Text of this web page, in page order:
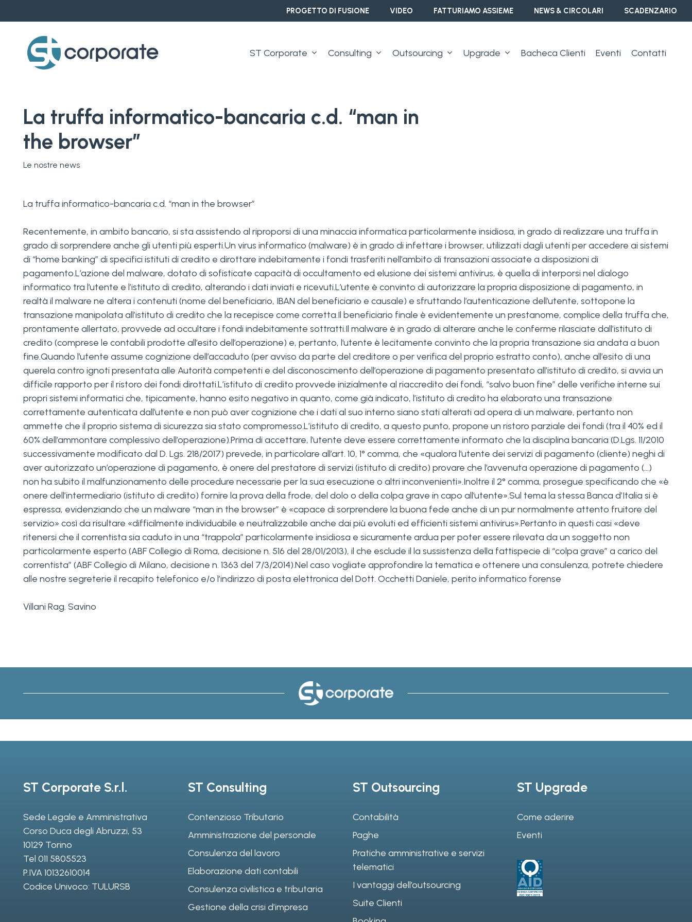
to
content
PROGETTO DI FUSIONE VIDEO FATTURIAMO ASSIEME NEWS & CIRCOLARI SCADENZARIO
ST Corporate Consulting Outsourcing Upgrade Bacheca Clienti Eventi Contatti
La truffa informatico-bancaria c.d. “man in
the browser”
Le nostre news
La truffa informatico-bancaria c.d. “man in the browser”
Recentemente, in ambito bancario, si sta assistendo al riproporsi di una minaccia informatica particolarmente insidiosa, in grado di realizzare una truffa in
grado di sorprendere anche gli utenti più esperti.Un virus informatico (malware) è in grado di infettare i browser, utilizzati dagli utenti per accedere ai sistemi
di “home banking” di specifici istituti di credito e dirottare indebitamente i fondi trasferiti nell’ambito di transazioni associate a disposizioni di
pagamento.L’azione del malware, dotato di sofisticate capacità di occultamento ed elusione dei sistemi antivirus, è quella di interporsi nel dialogo
informatico tra l’utente e l’istituto di credito, alterando i dati inviati e ricevuti.L’utente è convinto di autorizzare la propria disposizione di pagamento, in
realtà il malware ne altera i contenuti (nome del beneficiario, IBAN del beneficiario e causale) e sfruttando l’autenticazione dell’utente, sottopone la
transazione manipolata all’istituto di credito che la recepisce come corretta.Il beneficiario finale è evidentemente un prestanome, complice della truffa che,
prontamente allertato, provvede ad occultare i fondi indebitamente sottratti.Il malware è in grado di alterare anche le conferme rilasciate dall’istituto di
credito (comprese le contabili prodotte all’esito dell’operazione) e, pertanto, l’utente è lecitamente convinto che la propria transazione sia andata a buon
fine.Quando l’utente assume cognizione dell’accaduto (per avviso da parte del creditore o per verifica del proprio estratto conto), anche all’esito di una
querela contro ignoti presentata alle Autorità competenti e del disconoscimento dell’operazione di pagamento presentato all’istituto di credito, si avvia un
difficile rapporto per il ristoro dei fondi dirottati.L’istituto di credito provvede inizialmente al riaccredito dei fondi, “salvo buon fine” delle verifiche interne sui
propri sistemi informatici che, tipicamente, hanno esito negativo in quanto, come già indicato, l’istituto di credito ha elaborato una transazione
correttamente autenticata dall’utente e non può aver cognizione che i dati al suo interno siano stati alterati ad opera di un malware, pertanto non
ammette che il proprio sistema di sicurezza sia stato compromesso.L’istituto di credito, a questo punto, propone un ristoro parziale dei fondi (tra il 40% ed il
60% dell’ammontare complessivo dell’operazione).Prima di accettare, l’utente deve essere correttamente informato che la disciplina bancaria (D.Lgs. 11/2010
successivamente modificato dal D. Lgs. 218/2017) prevede, in particolare all’art. 10, 1° comma, che «qualora l’utente dei servizi di pagamento (cliente) neghi di
aver autorizzato un’operazione di pagamento, è onere del prestatore di servizi (istituto di credito) provare che l’avvenuta operazione di pagamento (…)
non ha subito il malfunzionamento delle procedure necessarie per la sua esecuzione o altri inconvenienti».Inoltre il 2° comma, prosegue specificando che «è
onere dell’intermediario (istituto di credito) fornire la prova della frode, del dolo o della colpa grave in capo all’utente».Sul tema la stessa Banca d’Italia si è
espressa, evidenziando che un malware “man in the browser” è «capace di sorprendere la buona fede anche di un pur normalmente attento fruitore del
servizio» così da risultare «difficilmente individuabile e neutralizzabile anche dai più evoluti ed efficienti sistemi antivirus».Pertanto in questi casi «deve
ritenersi che il correntista sia caduto in una “trappola” particolarmente insidiosa e sicuramente ardua per poter essere rilevata da un soggetto non
particolarmente esperto (ABF Collegio di Roma, decisione n. 516 del 28/01/2013), il che esclude il la sussistenza della fattispecie di “colpa grave” a carico del
correntista” (ABF Collegio di Milano, decisione n. 1363 del 7/3/2014).Nel caso vogliate approfondire la tematica e ottenere una consulenza, potrete chiedere
alle nostre segreterie il recapito telefonico e/o l’indirizzo di posta elettronica del Dott. Occhetti Daniele, perito informatico forense
Villani Rag. Savino
ST Corporate S.r.l.
Sede Legale e Amministrativa
Corso Duca degli Abruzzi, 53
10129 Torino
Tel 011 5805523
P.IVA 10132610014
Codice Univoco: TULURSB
ST Consulting
Contenzioso Tributario
Amministrazione del personale
Consulenza del lavoro
Elaborazione dati contabili
Consulenza civilistica e tributaria
Gestione della crisi d’impresa
ST Outsourcing
Contabilità
Paghe
Pratiche amministrative e servizi
telematici
I vantaggi dell’outsourcing
Suite Clienti
ST Upgrade
Come aderire
Eventi